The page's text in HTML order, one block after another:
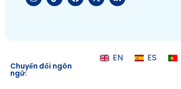
Chuyển đổi ngôn
ngữ:
EN ES